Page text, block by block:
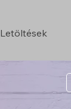
Letöltések